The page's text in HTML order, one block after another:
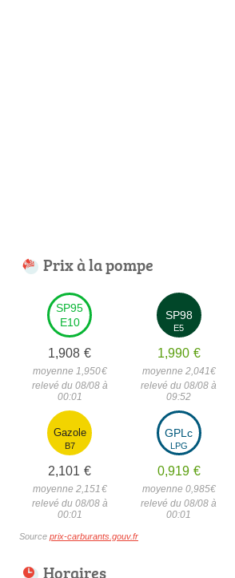
Prix à la pompe
SP95
E10
1,908 €
moyenne 1,950€
relevé du 08/08 à
00:01
SP98
E5
1,990 €
moyenne 2,041€
relevé du 08/08 à
09:52
Gazole
B7
2,101 €
moyenne 2,151€
relevé du 08/08 à
00:01
GPLc
LPG
0,919 €
moyenne 0,985€
relevé du 08/08 à
00:01
Source prix-carburants.gouv.fr
Horaires